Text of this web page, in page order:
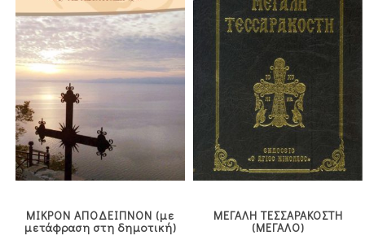
ΜΙΚΡΟΝ ΑΠΟΔΕΙΠΝΟΝ (με
μετάφραση στη δημοτική)
ΜΕΓΑΛΗ ΤΕΣΣΑΡΑΚΟΣΤΗ
(ΜΕΓΑΛΟ)